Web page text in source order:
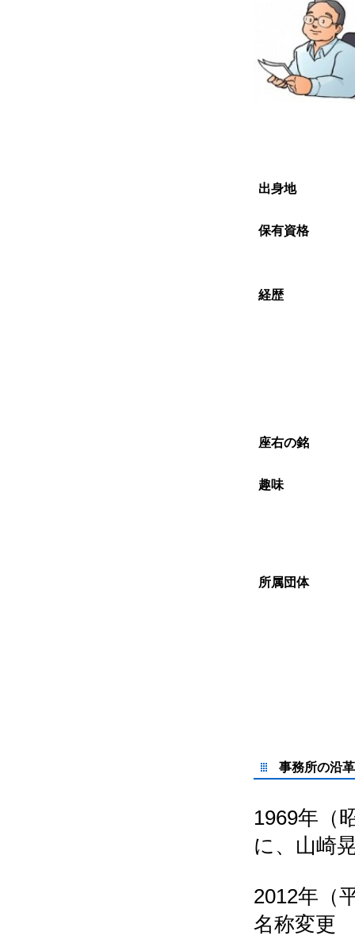
出身地
保有資格
経歴
座右の銘
趣味
所属団体
事務所の沿革
1969年（
に、山崎
2012年（
名称変更